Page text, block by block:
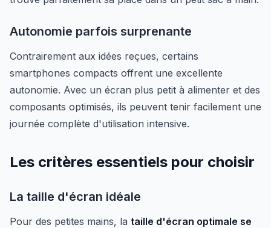
Autonomie parfois surprenante
Contrairement aux idées reçues, certains
smartphones compacts offrent une excellente
autonomie. Avec un écran plus petit à alimenter et des
composants optimisés, ils peuvent tenir facilement une
journée complète d'utilisation intensive.
Les critères essentiels pour choisir
La taille d'écran idéale
Pour des petites mains, la taille d'écran optimale se